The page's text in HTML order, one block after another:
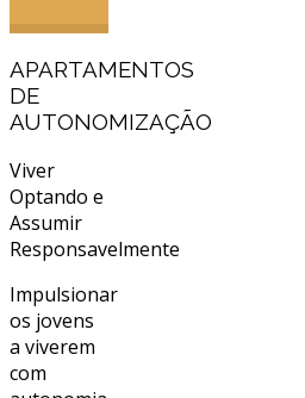
APARTAMENTOS
DE
AUTONOMIZAÇÃO
Viver
Optando e
Assumir
Responsavelmente
Impulsionar
os jovens
a viverem
com